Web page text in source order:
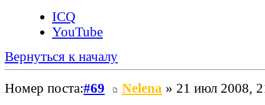
ICQ
YouTube
Вернуться к началу
Номер поста:#69 Nelena » 21 июл 2008,